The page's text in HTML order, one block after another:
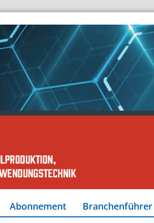
Abonnement Branchenführer